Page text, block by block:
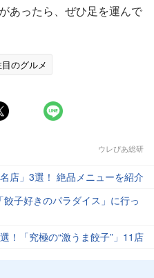
あったら、ぜひ足を運んで
のグルメ
ウレぴあ総研
店」3選！ 絶品メニューを紹介
子好きのパラダイス」に行っ
！「究極の“激うま餃子”」11店